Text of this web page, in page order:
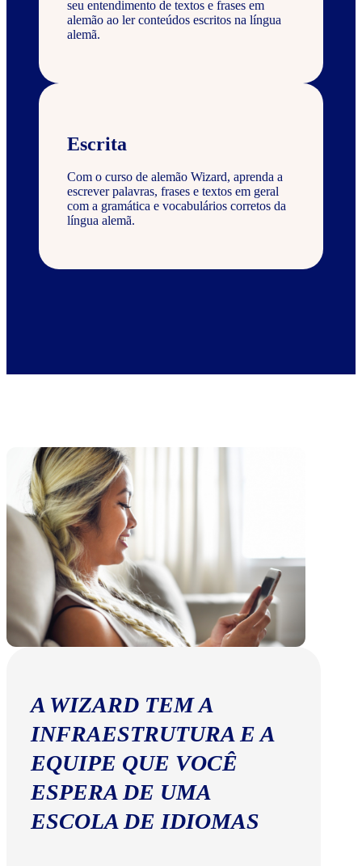
seu entendimento de textos e frases em
alemão ao ler conteúdos escritos na língua
alemã.
Escrita
Com o curso de alemão Wizard, aprenda a
escrever palavras, frases e textos em geral
com a gramática e vocabulários corretos da
língua alemã.
A WIZARD TEM A
INFRAESTRUTURA E A
EQUIPE QUE VOCÊ
ESPERA DE UMA
ESCOLA DE IDIOMAS